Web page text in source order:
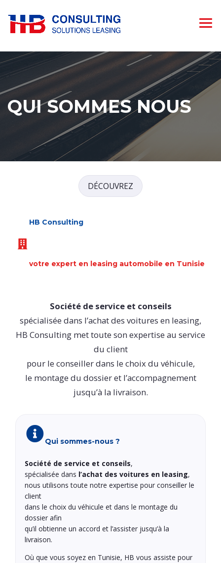
QUI SOMMES NOUS
DÉCOUVREZ
HB Consulting
votre expert en leasing automobile en Tunisie
Société de service et conseils
spécialisée dans l’achat des voitures en leasing,
HB Consulting met toute son expertise au service
du client
pour le conseiller dans le choix du véhicule,
le montage du dossier et l’accompagnement
jusqu’à la livraison.
Qui sommes-nous ?
Société de service et conseils,
spécialisée dans l’achat des voitures en leasing,
nous utilisons toute notre expertise pour conseiller le
client
dans le choix du véhicule et dans le montage du
dossier afin
qu’il obtienne un accord et l’assister jusqu’à la
livraison.
Où que vous soyez en Tunisie, HB vous assiste pour